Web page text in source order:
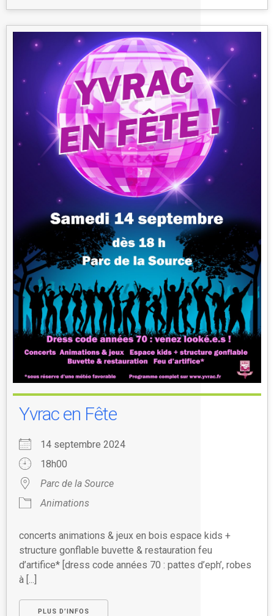
Yvrac en Fête
14 septembre 2024
18h00
Parc de la Source
Animations
concerts animations & jeux en bois espace kids +
structure gonflable buvette & restauration feu
d’artifice* [dress code années 70 : pattes d’eph’, robes
à [...]
PLUS D’INFOS